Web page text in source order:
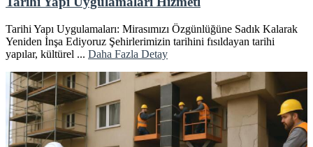
Tarihi Yapı Uygulamaları: Mirasımızı Özgünlüğüne Sadık Kalarak
Yeniden İnşa Ediyoruz Şehirlerimizin tarihini fısıldayan tarihi
yapılar, kültürel ... Daha Fazla Detay